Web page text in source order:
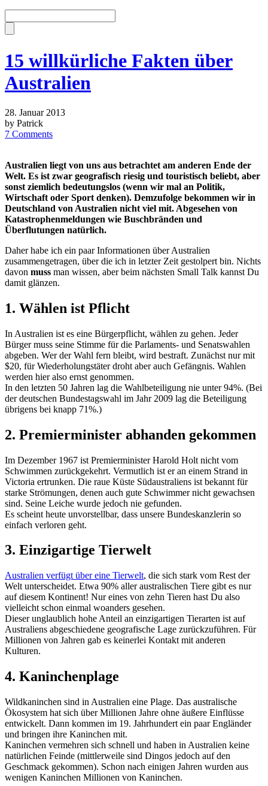
15 willkürliche Fakten über
Australien
28. Januar 2013
by Patrick
7 Comments
Australien liegt von uns aus betrachtet am anderen Ende der
Welt. Es ist zwar geografisch riesig und touristisch beliebt, aber
sonst ziemlich bedeutungslos (wenn wir mal an Politik,
Wirtschaft oder Sport denken). Demzufolge bekommen wir in
Deutschland von Australien nicht viel mit. Abgesehen von
Katastrophenmeldungen wie Buschbränden und
Überflutungen natürlich.
Daher habe ich ein paar Informationen über Australien
zusammengetragen, über die ich in letzter Zeit gestolpert bin. Nichts
davon muss man wissen, aber beim nächsten Small Talk kannst Du
damit glänzen.
1. Wählen ist Pflicht
In Australien ist es eine Bürgerpflicht, wählen zu gehen. Jeder
Bürger muss seine Stimme für die Parlaments- und Senatswahlen
abgeben. Wer der Wahl fern bleibt, wird bestraft. Zunächst nur mit
$20, für Wiederholungstäter droht aber auch Gefängnis. Wahlen
werden hier also ernst genommen.
In den letzten 50 Jahren lag die Wahlbeteiligung nie unter 94%. (Bei
der deutschen Bundestagswahl im Jahr 2009 lag die Beteiligung
übrigens bei knapp 71%.)
2. Premierminister abhanden gekommen
Im Dezember 1967 ist Premierminister Harold Holt nicht vom
Schwimmen zurückgekehrt. Vermutlich ist er an einem Strand in
Victoria ertrunken. Die raue Küste Südaustraliens ist bekannt für
starke Strömungen, denen auch gute Schwimmer nicht gewachsen
sind. Seine Leiche wurde jedoch nie gefunden.
Es scheint heute unvorstellbar, dass unsere Bundeskanzlerin so
einfach verloren geht.
3. Einzigartige Tierwelt
Australien verfügt über eine Tierwelt, die sich stark vom Rest der
Welt unterscheidet. Etwa 90% aller australischen Tiere gibt es nur
auf diesem Kontinent! Nur eines von zehn Tieren hast Du also
vielleicht schon einmal woanders gesehen.
Dieser unglaublich hohe Anteil an einzigartigen Tierarten ist auf
Australiens abgeschiedene geografische Lage zurückzuführen. Für
Millionen von Jahren gab es keinerlei Kontakt mit anderen
Kulturen.
4. Kaninchenplage
Wildkaninchen sind in Australien eine Plage. Das australische
Ökosystem hat sich über Millionen Jahre ohne äußere Einflüsse
entwickelt. Dann kommen im 19. Jahrhundert ein paar Engländer
und bringen ihre Kaninchen mit.
Kaninchen vermehren sich schnell und haben in Australien keine
natürlichen Feinde (mittlerweile sind Dingos jedoch auf den
Geschmack gekommen). Schon nach einigen Jahren wurden aus
wenigen Kaninchen Millionen von Kaninchen.